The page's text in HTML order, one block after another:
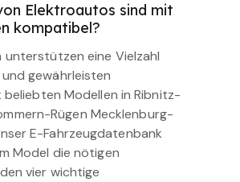
Elektroautos sind mit
kompatibel?
unterstützen eine Vielzahl
gewährleisten
Modellen in Ribnitz-
Rügen Mecklenburg-
E-Fahrzeugdatenbank
Model die nötigen
vier wichtige